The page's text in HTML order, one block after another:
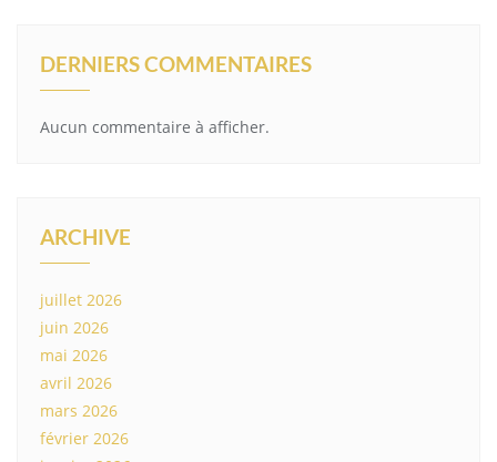
DERNIERS COMMENTAIRES
Aucun commentaire à afficher.
ARCHIVE
juillet 2026
juin 2026
mai 2026
avril 2026
mars 2026
février 2026